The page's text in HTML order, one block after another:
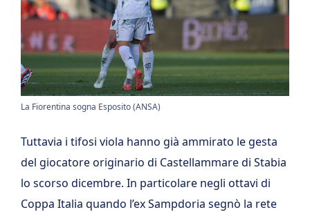
La Fiorentina sogna Esposito (ANSA)
Tuttavia i tifosi viola hanno già ammirato le gesta
del giocatore originario di Castellammare di Stabia
lo scorso dicembre. In particolare negli ottavi di
Coppa Italia quando l’ex Sampdoria segnò la rete